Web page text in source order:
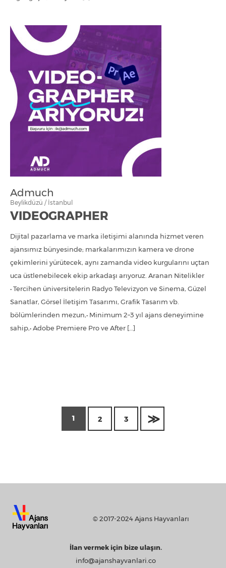
Admuch
Beylikdüzü / İstanbul
VIDEOGRAPHER
Dijital pazarlama ve marka iletişimi alanında hizmet veren
ajansımız bünyesinde; markalarımızın kamera ve drone
çekimlerini yürütecek, aynı zamanda video kurgularını uçtan
uca üstlenebilecek ekip arkadaşı arıyoruz. Aranan Nitelikler
• Tercihen üniversitelerin Radyo Televizyon ve Sinema, Güzel
Sanatlar, Görsel İletişim Tasarımı, Grafik Tasarım vb.
bölümlerinden mezun,• Minimum 2–3 yıl ajans deneyimine
sahip,• Adobe Premiere Pro ve After […]
1 2 3
© 2017-2024 Ajans Hayvanları
İlan vermek için bize ulaşın.
info@ajanshayvanlari.co